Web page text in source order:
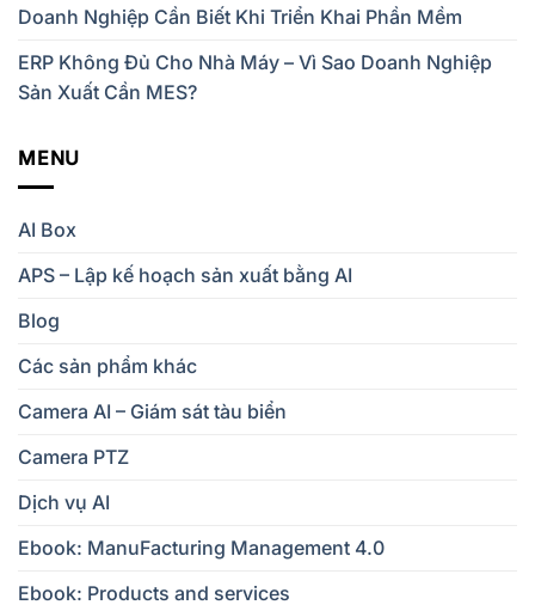
Doanh Nghiệp Cần Biết Khi Triển Khai Phần Mềm
ERP Không Đủ Cho Nhà Máy – Vì Sao Doanh Nghiệp
Sản Xuất Cần MES?
MENU
AI Box
APS – Lập kế hoạch sản xuất bằng AI
Blog
Các sản phẩm khác
Camera AI – Giám sát tàu biển
Camera PTZ
Dịch vụ AI
Ebook: ManuFacturing Management 4.0
Ebook: Products and services